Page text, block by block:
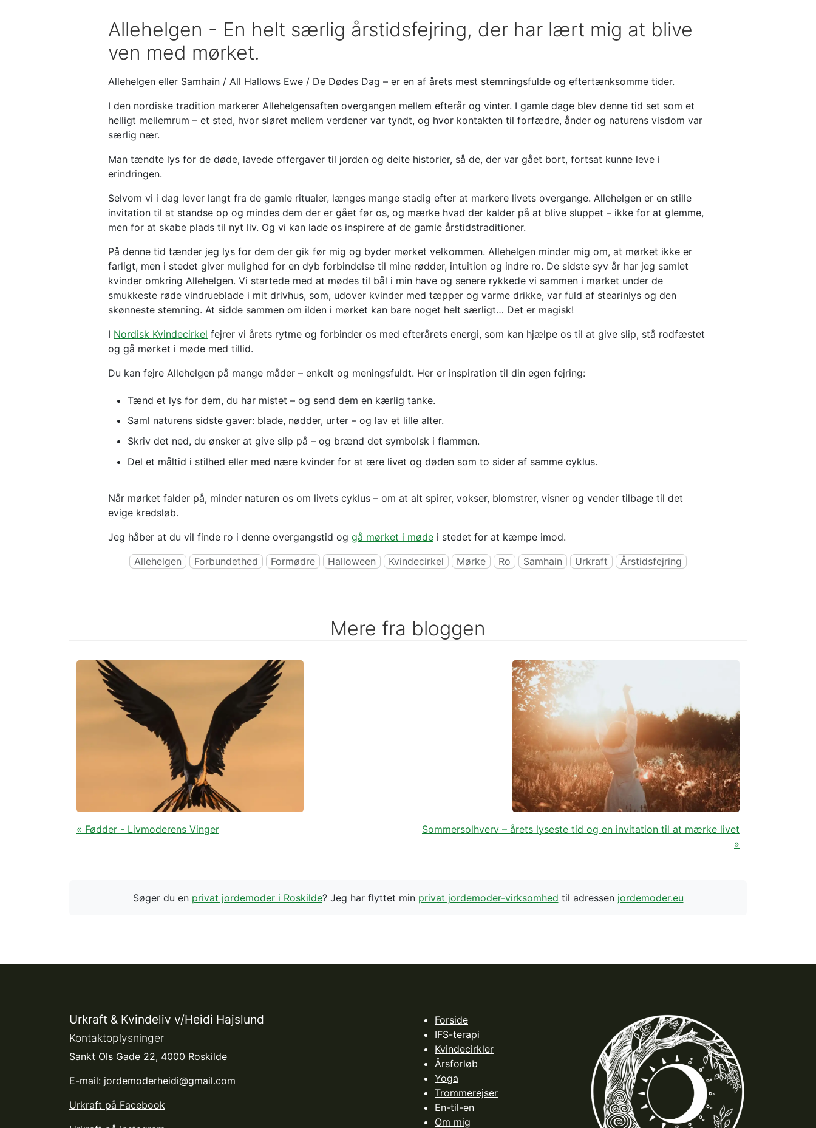
Allehelgen - En helt særlig årstidsfejring, der har lært mig at blive
ven med mørket.
Allehelgen eller Samhain / All Hallows Ewe / De Dødes Dag – er en af årets mest stemningsfulde og eftertænksomme tider.
I den nordiske tradition markerer Allehelgensaften overgangen mellem efterår og vinter. I gamle dage blev denne tid set som et
helligt mellemrum – et sted, hvor sløret mellem verdener var tyndt, og hvor kontakten til forfædre, ånder og naturens visdom var
særlig nær.
Man tændte lys for de døde, lavede offergaver til jorden og delte historier, så de, der var gået bort, fortsat kunne leve i
erindringen.
Selvom vi i dag lever langt fra de gamle ritualer, længes mange stadig efter at markere livets overgange. Allehelgen er en stille
invitation til at standse op og mindes dem der er gået før os, og mærke hvad der kalder på at blive sluppet – ikke for at glemme,
men for at skabe plads til nyt liv. Og vi kan lade os inspirere af de gamle årstidstraditioner.
På denne tid tænder jeg lys for dem der gik før mig og byder mørket velkommen. Allehelgen minder mig om, at mørket ikke er
farligt, men i stedet giver mulighed for en dyb forbindelse til mine rødder, intuition og indre ro. De sidste syv år har jeg samlet
kvinder omkring Allehelgen. Vi startede med at mødes til bål i min have og senere rykkede vi sammen i mørket under de
smukkeste røde vindrueblade i mit drivhus, som, udover kvinder med tæpper og varme drikke, var fuld af stearinlys og den
skønneste stemning. At sidde sammen om ilden i mørket kan bare noget helt særligt… Det er magisk!
I Nordisk Kvindecirkel fejrer vi årets rytme og forbinder os med efterårets energi, som kan hjælpe os til at give slip, stå rodfæstet
og gå mørket i møde med tillid.
Du kan fejre Allehelgen på mange måder – enkelt og meningsfuldt. Her er inspiration til din egen fejring:
Tænd et lys for dem, du har mistet – og send dem en kærlig tanke.
Saml naturens sidste gaver: blade, nødder, urter – og lav et lille alter.
Skriv det ned, du ønsker at give slip på – og brænd det symbolsk i flammen.
Del et måltid i stilhed eller med nære kvinder for at ære livet og døden som to sider af samme cyklus.
Når mørket falder på, minder naturen os om livets cyklus – om at alt spirer, vokser, blomstrer, visner og vender tilbage til det
evige kredsløb.
Jeg håber at du vil finde ro i denne overgangstid og gå mørket i møde i stedet for at kæmpe imod.
Allehelgen
Forbundethed Formødre Halloween Kvindecirkel Mørke Ro Samhain Urkraft Årstidsfejring
Mere fra bloggen
« Fødder - Livmoderens Vinger
Sommersolhverv – årets lyseste tid og en invitation til at mærke livet
»
Søger du en privat jordemoder i Roskilde? Jeg har flyttet min privat jordemoder-virksomhed til adressen jordemoder.eu
Urkraft & Kvindeliv v/Heidi Hajslund
Kontaktoplysninger
Sankt Ols Gade 22, 4000 Roskilde
E-mail: jordemoderheidi@gmail.com
Urkraft på Facebook
Forside
IFS-terapi
Kvindecirkler
Årsforløb
Yoga
Trommerejser
En-til-en
Om mig